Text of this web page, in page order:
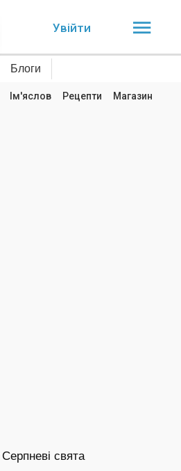
Увійти
Блоги
Ім'яслов Рецепти Магазин
Серпневі свята